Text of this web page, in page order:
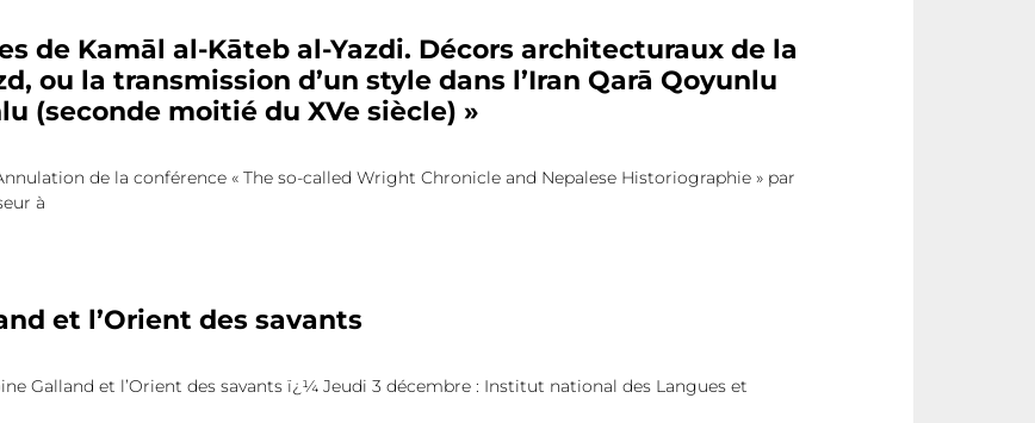
de Kamāl al-Kāteb al-Yazdi. Décors architecturaux de la
ou la transmission d’un style dans l’Iran Qarā Qoyunlu
(seconde moitié du XVe siècle) »
de la conférence « The so-called Wright Chronicle and Nepalese Historiographie » par
à
et l’Orient des savants
Galland et l’Orient des savants ï¿¼ Jeudi 3 décembre : Institut national des Langues et